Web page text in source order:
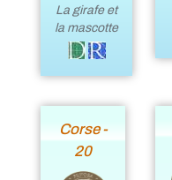
La girafe et
la mascotte
Corse -
20